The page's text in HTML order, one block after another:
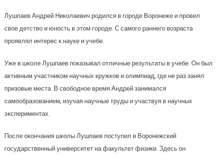
Лушпаев Андрей Николаевич родился в городе Воронеже и провел
свое детство и юность в этом городе. С самого раннего возраста
проявлял интерес к науке и учебе.
Уже в школе Лушпаев показывал отличные результаты в учебе. Он был
активным участником научных кружков и олимпиад, где не раз занял
призовые места. В свободное время Андрей занимался
самообразованием, изучая научные труды и участвуя в научных
экспериментах.
После окончания школы Лушпаев поступил в Воронежский
государственный университет на факультет физики. Здесь он